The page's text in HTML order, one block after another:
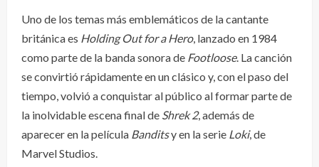
Uno de los temas más emblemáticos de la cantante
británica es Holding Out for a Hero, lanzado en 1984
como parte de la banda sonora de Footloose. La canción
se convirtió rápidamente en un clásico y, con el paso del
tiempo, volvió a conquistar al público al formar parte de
la inolvidable escena final de Shrek 2, además de
aparecer en la película Banditsy en la serie Loki, de
Marvel Studios.